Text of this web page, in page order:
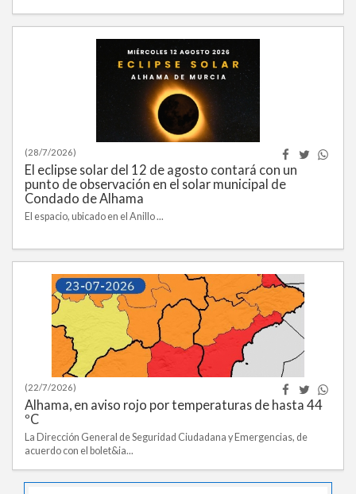
(28/7/2026)
El eclipse solar del 12 de agosto contará con un
punto de observación en el solar municipal de
Condado de Alhama
El espacio, ubicado en el Anillo ...
(22/7/2026)
Alhama, en aviso rojo por temperaturas de hasta 44
ºC
La Dirección General de Seguridad Ciudadana y Emergencias, de
acuerdo con el bolet&ia...